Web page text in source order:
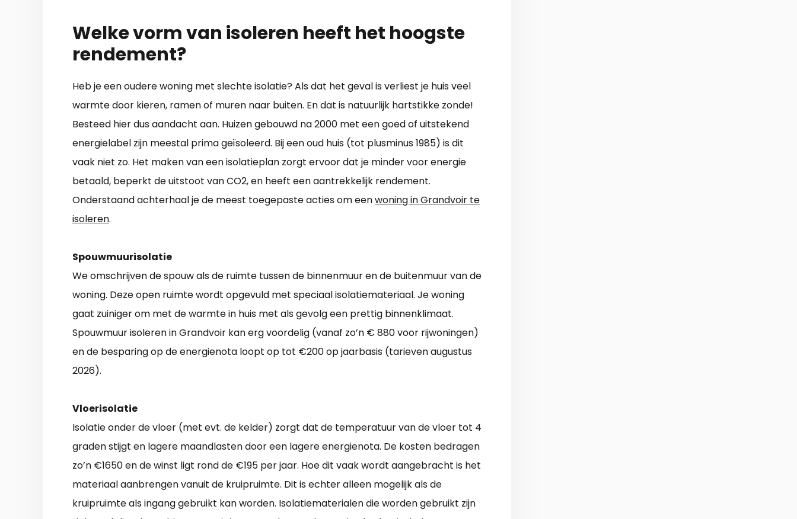
Welke vorm van isoleren heeft het hoogste
rendement?
Heb je een oudere woning met slechte isolatie? Als dat het geval is verliest je huis veel
warmte door kieren, ramen of muren naar buiten. En dat is natuurlijk hartstikke zonde!
Besteed hier dus aandacht aan. Huizen gebouwd na 2000 met een goed of uitstekend
energielabel zijn meestal prima geïsoleerd. Bij een oud huis (tot plusminus 1985) is dit
vaak niet zo. Het maken van een isolatieplan zorgt ervoor dat je minder voor energie
betaald, beperkt de uitstoot van CO2, en heeft een aantrekkelijk rendement.
Onderstaand achterhaal je de meest toegepaste acties om eenwoning in Grandvoir te
isoleren.
Spouwmuurisolatie
We omschrijven de spouw als de ruimte tussen de binnenmuur en de buitenmuur van de
woning. Deze open ruimte wordt opgevuld met speciaal isolatiemateriaal. Je woning
gaat zuiniger om met de warmte in huis met als gevolg een prettig binnenklimaat.
Spouwmuur isoleren in Grandvoir kan erg voordelig (vanaf zo’n € 880 voor rijwoningen)
en de besparing op de energienota loopt op tot €200 op jaarbasis (tarieven augustus
2026).
Vloerisolatie
Isolatie onder de vloer (met evt. de kelder) zorgt dat de temperatuur van de vloer tot 4
graden stijgt en lagere maandlasten door een lagere energienota. De kosten bedragen
zo’n €1650 en de winst ligt rond de €195 per jaar. Hoe dit vaak wordt aangebracht is het
materiaal aanbrengen vanuit de kruipruimte. Dit is echter alleen mogelijk als de
kruipruimte als ingang gebruikt kan worden. Isolatiematerialen die worden gebruikt zijn